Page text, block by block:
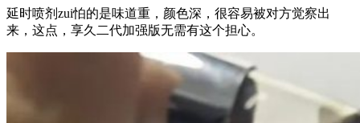
延时喷剂zui怕的是味道重，颜色深，很容易被对方觉察出
来，这点，享久二代加强版无需有这个担心​。